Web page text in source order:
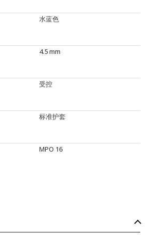
水蓝色
4.5 mm
受控
标准护套
MPO 16